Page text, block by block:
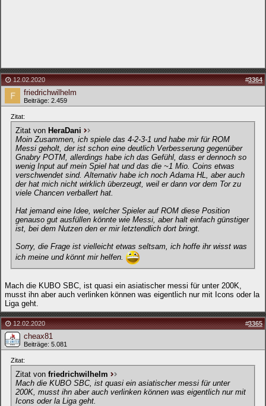
12.02.2020 #3364
friedrichwilhelm
Beiträge: 2.459
Zitat:
Zitat von HeraDani
Moin Zusammen, ich spiele das 4-2-3-1 und habe mir für ROM
Messi geholt, der ist schon eine deutlich Verbesserung gegenüber
Gnabry POTM, allerdings habe ich das Gefühl, dass er dennoch so
wenig Input auf mein Spiel hat und das die ~1 Mio. Coins etwas
verschwendet sind. Alternativ habe ich noch Adama HL, aber auch
der hat mich nicht wirklich überzeugt, weil er dann vor dem Tor zu
viele Chancen verballert hat.
Hat jemand eine Idee, welcher Spieler auf ROM diese Position
genauso gut ausfüllen könnte wie Messi, aber halt einfach günstiger
ist, bei dem Nutzen den er mir letztendlich dort bringt.
Sorry, die Frage ist vielleicht etwas seltsam, ich hoffe ihr wisst was
ich meine und könnt mir helfen.
Mach die KUBO SBC, ist quasi ein asiatischer messi für unter 200K,
musst ihn aber auch verlinken können was eigentlich nur mit Icons oder la
Liga geht.
12.02.2020 #3365
cheax81
Beiträge: 5.081
Zitat:
Zitat von friedrichwilhelm
Mach die KUBO SBC, ist quasi ein asiatischer messi für unter
200K, musst ihn aber auch verlinken können was eigentlich nur mit
Icons oder la Liga geht.